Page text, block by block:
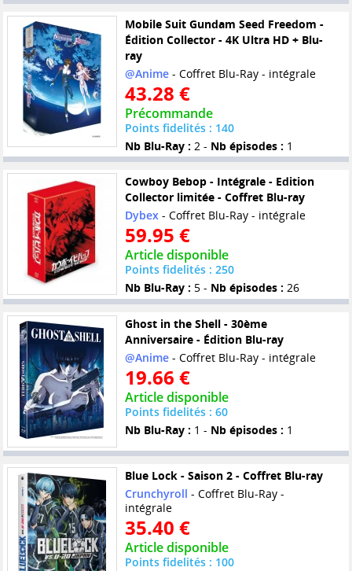
Mobile Suit Gundam Seed Freedom -
Édition Collector - 4K Ultra HD + Blu-
ray
@Anime- Coffret Blu-Ray - intégrale
43.28 €
Précommande
Points fidelités : 140
Nb Blu-Ray : 2 - Nb épisodes : 1
Cowboy Bebop - Intégrale - Edition
Collector limitée - Coffret Blu-ray
Dybex- Coffret Blu-Ray - intégrale
59.95 €
Article disponible
Points fidelités : 250
Nb Blu-Ray : 5 - Nb épisodes : 26
Ghost in the Shell - 30ème
Anniversaire - Édition Blu-ray
@Anime- Coffret Blu-Ray - intégrale
19.66 €
Article disponible
Points fidelités : 60
Nb Blu-Ray : 1 - Nb épisodes : 1
Blue Lock - Saison 2 - Coffret Blu-ray
Crunchyroll - Coffret Blu-Ray -
intégrale
35.40 €
Article disponible
Points fidelités : 100